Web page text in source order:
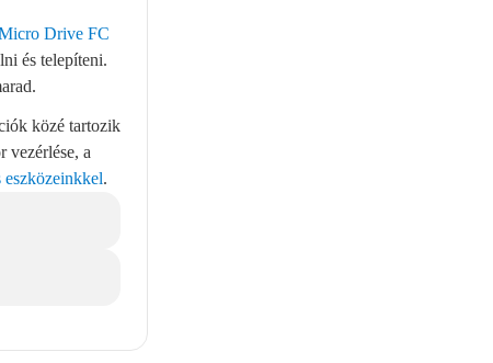
Drive FC
és telepíteni.
közé tartozik
vezérlése, a
.